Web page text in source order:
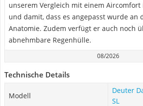
unserem Vergleich mit einem Aircomfort
und damit, dass es angepasst wurde an
Anatomie. Zudem verfügt er auch noch
abnehmbare Regenhülle.
08/2026
Technische Details
Modell
Deuter
SL